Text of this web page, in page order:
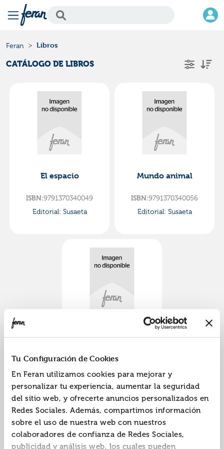
Tu Configuración de Cookies
En Feran utilizamos cookies para mejorar y
personalizar tu experiencia, aumentar la seguridad
del sitio web, y ofrecerte anuncios personalizados en
Redes Sociales. Además, compartimos información
sobre el uso de nuestra web con nuestros
colaboradores de confianza de Redes Sociales,
publicidad y análisis web, los cuales pueden
Feran Libros
CATÁLOGO DE LIBROS
El espacio
ISBN:9791370340049
Editorial: Susaeta
Mundo animal
ISBN:9791370340056
Editorial: Susaeta
ISBN:
9791370340063
« 1 »